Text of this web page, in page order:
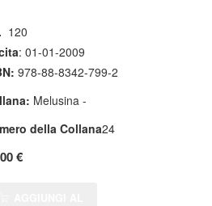
120
: 01-01-2009
978-88-8342-799-2
Melusina -
della Collana24
€